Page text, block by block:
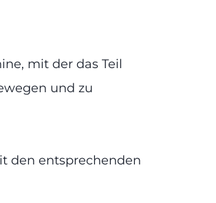
mit der das Teil
und zu
den entsprechenden